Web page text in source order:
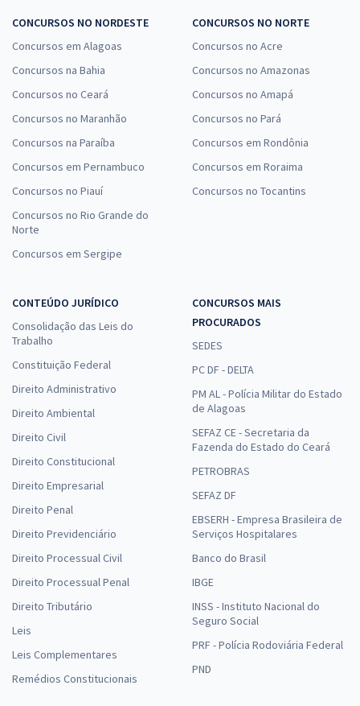
CONCURSOS NO NORDESTE
Concursos em Alagoas
Concursos na Bahia
Concursos no Ceará
Concursos no Maranhão
Concursos na Paraíba
Concursos em Pernambuco
Concursos no Piauí
Concursos no Rio Grande do
Norte
Concursos em Sergipe
CONCURSOS NO NORTE
Concursos no Acre
Concursos no Amazonas
Concursos no Amapá
Concursos no Pará
Concursos em Rondônia
Concursos em Roraima
Concursos no Tocantins
CONTEÚDO JURÍDICO
Consolidação das Leis do
Trabalho
Constituição Federal
Direito Administrativo
Direito Ambiental
Direito Civil
Direito Constitucional
Direito Empresarial
Direito Penal
Direito Previdenciário
Direito Processual Civil
Direito Processual Penal
Direito Tributário
Leis
Leis Complementares
Remédios Constitucionais
CONCURSOS MAIS
PROCURADOS
SEDES
PC DF - DELTA
PM AL - Polícia Militar do Estado
de Alagoas
SEFAZ CE - Secretaria da
Fazenda do Estado do Ceará
PETROBRAS
SEFAZ DF
EBSERH - Empresa Brasileira de
Serviços Hospitalares
Banco do Brasil
IBGE
INSS - Instituto Nacional do
Seguro Social
PRF - Polícia Rodoviária Federal
PND